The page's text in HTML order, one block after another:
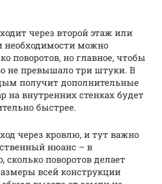
через второй этаж или
необходимости можно
поворотов, но главное, чтобы
не превышало три штуки. В
получит дополнительные
на внутренних стенках будет
быстрее.
через кровлю, и тут важно
нюанс – в
сколько поворотов делает
всей конструкции